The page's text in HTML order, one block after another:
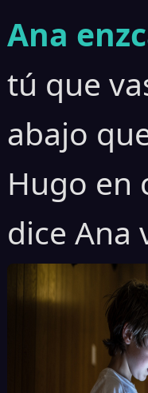
Ana
tú que
abajo
Hugo en
dice Ana